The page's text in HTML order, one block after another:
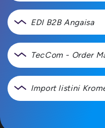
EDI B2B Angaisa
TecCom - Order
Import listini